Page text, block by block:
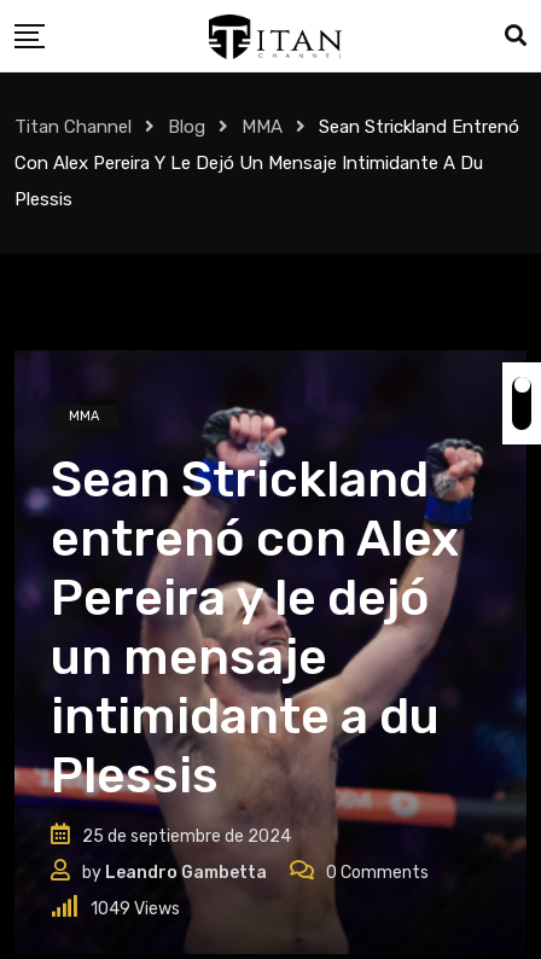
Titan Channel Blog MMA
Sean Strickland Entrenó
Con Alex Pereira Y Le Dejó Un Mensaje Intimidante A Du
Plessis
MMA
Sean Strickland
entrenó con Alex
Pereira y le dejó
un mensaje
intimidante a du
Plessis
25 de septiembre de 2024
by Leandro Gambetta 0 Comments
1049 Views